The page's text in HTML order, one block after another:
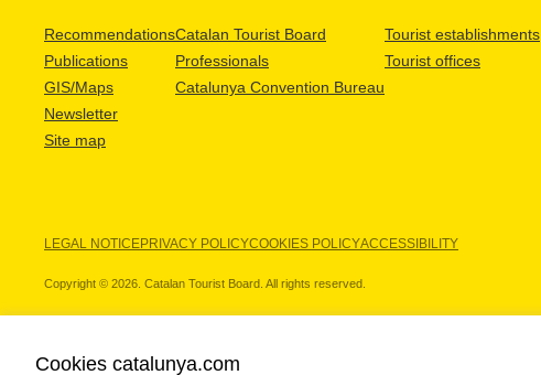
Recommendations
Publications
GIS/Maps
Newsletter
Site map
Catalan Tourist Board
Professionals
Catalunya Convention Bureau
Tourist establishments
Tourist offices
LEGAL NOTICEPRIVACY POLICYCOOKIES POLICYACCESSIBILITY
Copyright © 2026. Catalan Tourist Board. All rights reserved.
Cookies catalunya.com